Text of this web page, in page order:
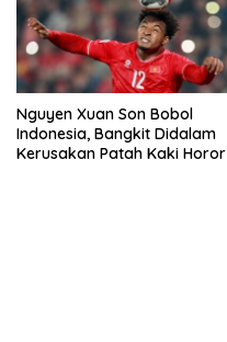
Nguyen Xuan Son Bobol
Indonesia, Bangkit Didalam
Kerusakan Patah Kaki Horor